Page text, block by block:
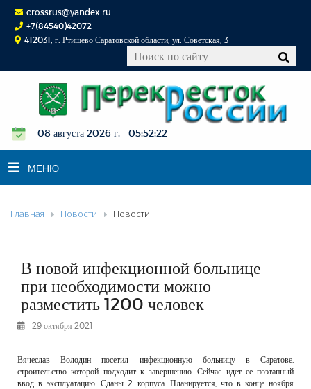
crossrus@yandex.ru
+7(84540)42072
412031, г. Ртищево Саратовской области, ул. Советская, 3
08 августа 2026 г. 05:52:23
МЕНЮ
НОВОСТИ
К СВЕДЕНИЮ
КОНКУРСЫ
ФОТОРЕПОРТАЖИ
РЕКЛАМОДАТЕЛЯМ
КОНТАКТЫ
Главная Новости Новости
В новой инфекционной больнице
при необходимости можно
разместить 1200 человек
29 октября 2021
Вячеслав Володин посетил инфекционную больницу в Саратове,
строительство которой подходит к завершению. Сейчас идет ее поэтапный
ввод в эксплуатацию. Сданы 2 корпуса. Планируется, что в конце ноября